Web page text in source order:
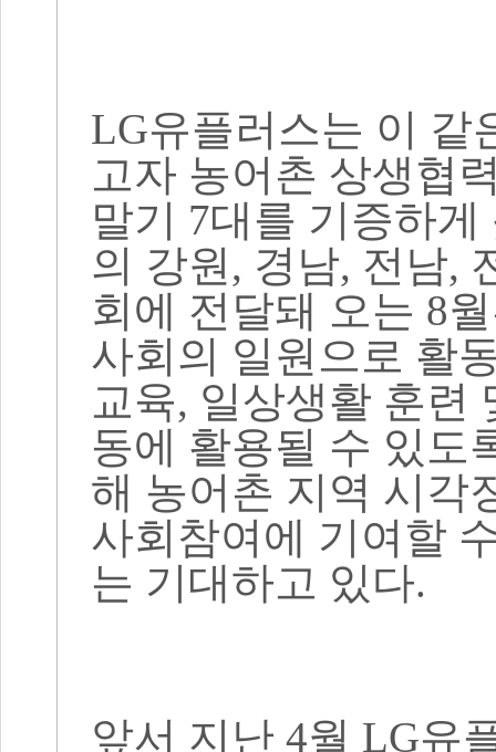
LG유플러스는 이 같
고자 농어촌 상생협
말기 7대를 기증하게
의 강원, 경남, 전남,
회에 전달돼 오는 8
사회의 일원으로 활
교육, 일상생활 훈련
동에 활용될 수 있도
해 농어촌 지역 시각
사회참여에 기여할
는 기대하고 있다.
앞서 지난 4월 LG유